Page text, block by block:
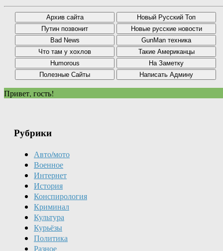
Привет, гость!
Рубрики
Авто/мото
Военное
Интернет
История
Конспирология
Криминал
Культура
Курьёзы
Политика
Разное